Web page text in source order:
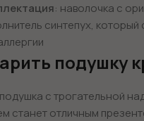
: наволочка с
синтепух,
подушку
с трогательной
станет отличным